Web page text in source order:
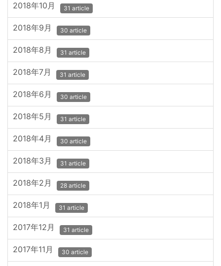
2018年10月 31 article
2018年9月 30 article
2018年8月 31 article
2018年7月 31 article
2018年6月 30 article
2018年5月 31 article
2018年4月 30 article
2018年3月 31 article
2018年2月 28 article
2018年1月 31 article
2017年12月 31 article
2017年11月 30 article